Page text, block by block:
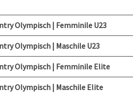
Olympisch | Femminile U23
Olympisch | Maschile U23
Olympisch | Femminile Elite
Olympisch | Maschile Elite